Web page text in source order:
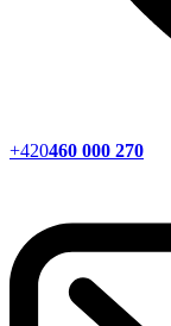
+420460 000 270